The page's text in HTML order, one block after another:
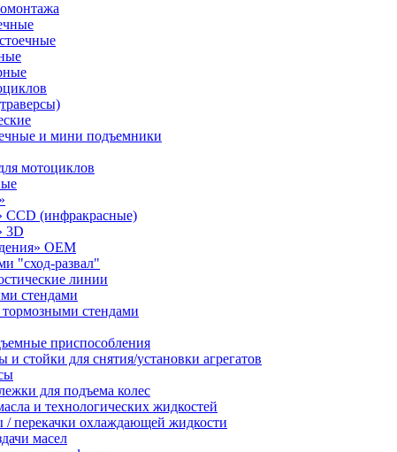
и мини подъемники
мотоциклов
CCD (инфракрасные)
3D
ОЕМ
"сход-развал"
линии
стендами
стендами
приспособления
и стойки для снятия/установки агрегатов
для подъема колес
и технологических жидкостей
/ перекачки охлаждающей жидкости
масел